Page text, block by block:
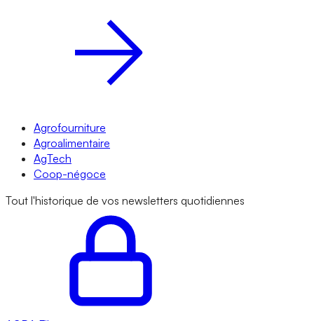
Agrofourniture
Agroalimentaire
AgTech
Coop-négoce
Tout l'historique de vos newsletters quotidiennes